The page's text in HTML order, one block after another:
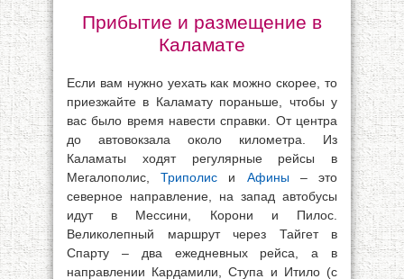
Прибытие и размещение в
Каламате
Если вам нужно уехать как можно скорее, то
приезжайте в Каламату пораньше, чтобы у
вас было время навести справки. От центра
до автовокзала около километра. Из
Каламаты ходят регулярные рейсы в
Мегалополис,Триполис и Афины– это
северное направление, на запад автобусы
идут в Мессини, Корони и Пилос.
Великолепный маршрут через Тайгет в
Спарту – два ежедневных рейса, а в
направлении Кардамили, Ступа и Итило (с